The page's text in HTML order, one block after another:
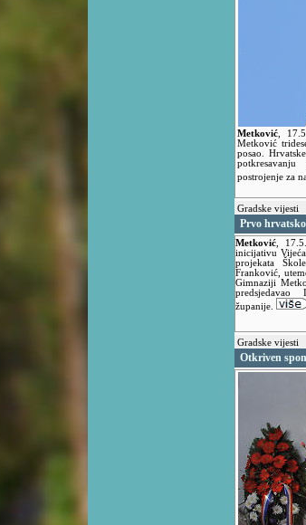
Metković
Metković
posao.
postrojenje za
Gradske vijesti
Prvo
Metković
inicijativu
projekata
Franković,
Gimnaziji
predsjedavao
županije.
Gradske vijesti
Otkriven